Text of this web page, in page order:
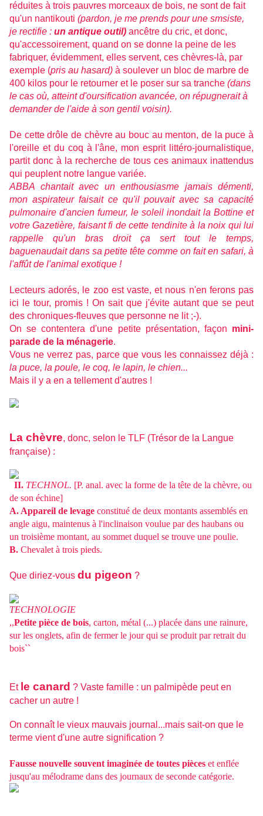
réduites à trois pauvres morceaux de bois, ne sont de fait
qu'un nantikouti (pardon, je me prends pour une smsiste,
je rectifie : un antique outil) ancêtre du cric, et donc,
qu'accessoirement, quand on se donne la peine de les
fabriquer, évidemment, elles servent, ces chèvres-là, par
exemple (pris au hasard) à soulever un bloc de marbre de
400 kilos pour le retourner et le poser sur sa tranche (dans
le cas où, atteint d'oursification avancée, on répugnerait à
demander de l'aide à son gentil voisin).
De cette drôle de chèvre au bouc au menton, de la puce à
l'oreille et du coq à l'âne, mon esprit littéro-journalistique,
partit donc à la recherche de tous ces animaux inattendus
qui peuplent notre langue variée.
ABBA chantait avec un enthousiasme jamais démenti,
mon aspirateur faisait ce qu'il pouvait avec sa capacité
pulmonaire d'ancien fumeur, le soleil inondait la Bottine et
votre Gazetière, faisant fi de cette tendinite à la noix qui lui
rappelle qu'un bras droit ça sert tout le temps,
baguenaudait dans sa petite tête comme on fait en safari, à
l'affût de l'animal exotique !
Lecteurs adorés, le zoo est vaste, et nous n'en ferons pas
ici le tour, promis ! On sait que j'évite autant que se peut
des chroniques-fleuves que personne ne lit ;-).
On se contentera d'une petite présentation, façon mini-
parade de la ménagerie.
Vous ne verrez pas, parce que vous les connaissez déjà :
la puce, la poule, le coq, le lapin, le chien...
Mais il y a en a tellement d'autres !
La chèvre, donc, selon le TLF (Trésor de la Langue
française) :
II. TECHNOL. [P. anal. avec la forme de la tête de la chèvre, ou
de son échine]
A. Appareil de levage constitué de deux montants assemblés en
angle aigu, maintenus à l'inclinaison voulue par des haubans ou
un troisième montant, au sommet duquel se trouve une poulie.
B. Chevalet à trois pieds.
Que diriez-vous du pigeon ?
TECHNOLOGIE
,,Petite pièce de bois, carton, métal (...) placée dans une rainure,
sur les onglets, afin de fermer le jour qui se produit par retrait du
bois``
Et le canard ? Vaste famille : un palmipède peut en
cacher un autre !
On connaît le vieux mauvais journal...mais sait-on que le
terme vient d'une autre signification ?
Fausse nouvelle souvent imaginée de toutes pièces et enflée
jusqu'au mélodrame dans des journaux de seconde catégorie.